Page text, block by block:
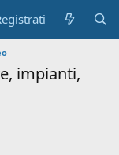
impianti,